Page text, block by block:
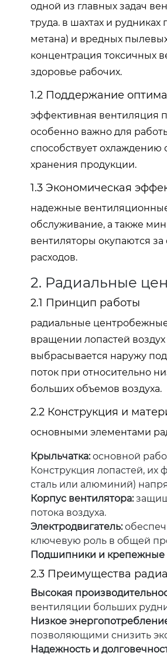
одной из главных задач
труда. в шахтах и
метана) и вредных
концентрация токсичных
здоровье рабочих.
1.2 Поддержание
эффективная вентиляция
особенно важно для
способствует охлаждению
хранения продукции.
1.3 Экономическая
надежные
обслуживание, а также
вентиляторы окупаются
расходов.
2. Радиальные
2.1 Принцип работы
радиальные
вращении лопастей
выбрасывается наружу
поток при относительно
больших объемов воздуха.
2.2 Конструкция и
основными элементами
Крыльчатка:основной
Конструкция лопастей, их
сталь или алюминий)
Корпус вентилятора:
потока воздуха.
Электродвигатель:
ключевую роль в общей
Подшипники и крепежные
2.3 Преимущества
Высокая
вентиляции больших
Низкое
позволяющими снизить
Надежность и